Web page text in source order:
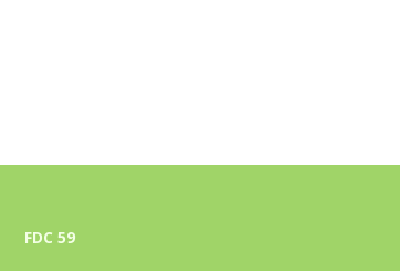
FDC 59